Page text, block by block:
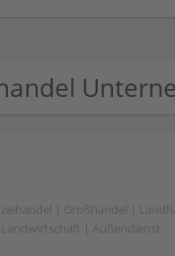
| Großhandel |
| Außendienst